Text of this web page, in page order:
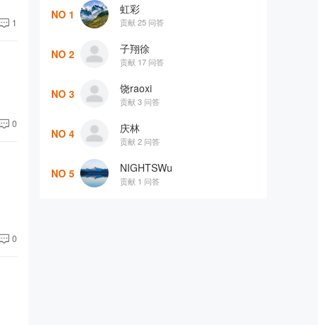
1
0
0
NO 1 虹彩
贡献 25 问答
NO 2 子翔徐
贡献 17 问答
NO 3 饶raoxi
贡献 3 问答
NO 4 庆林
贡献 2 问答
NO 5 NIGHTSWu
贡献 1 问答